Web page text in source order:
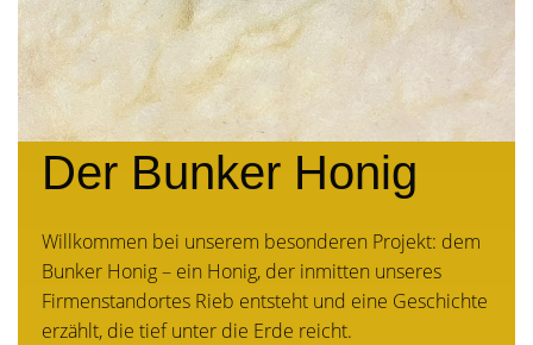
Der Bunker Honig
Willkommen bei unserem besonderen Projekt: dem
Bunker Honig – ein Honig, der inmitten unseres
Firmenstandortes Rieb entsteht und eine Geschichte
erzählt, die tief unter die Erde reicht.